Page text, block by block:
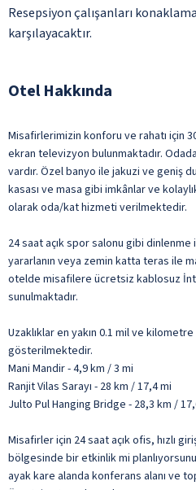
Resepsiyon çalışanları
karşılayacaktır.
Otel Hakkında
Misafirlerimizin konforu ve rahatı için
ekran televizyon bulunmaktadır.
vardır. Özel banyo ile jakuzi ve geniş
kasası ve masa gibi imkânlar ve
olarak oda/kat hizmeti verilmektedir.
24 saat açık spor salonu gibi dinlenme
yararlanın veya zemin katta teras ile
otelde misafilere ücretsiz kablosuz
sunulmaktadır.
Uzaklıklar en yakın 0.1 mil ve
gösterilmektedir.
Mani Mandir - 4,9 km / 3 mi
Ranjit Vilas Sarayı - 28 km / 17,4 mi
Julto Pul Hanging Bridge - 28,3 km /
Misafirler için 24 saat açık ofis, hızlı
bölgesinde bir etkinlik mi
ayak kare alanda konferans alanı ve